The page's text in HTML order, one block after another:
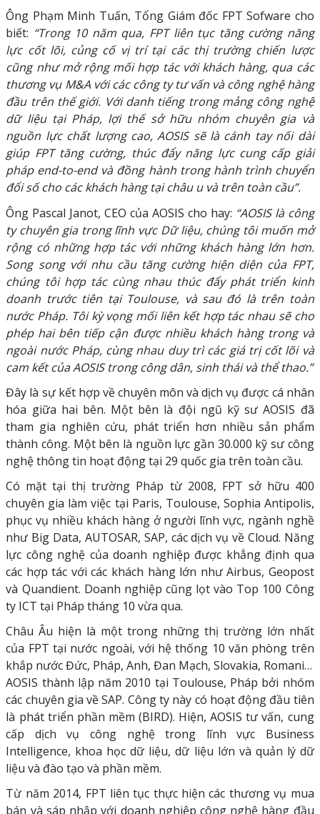
Ông Phạm Minh Tuấn, Tổng Giám đốc FPT Sofware cho
biết: “Trong 10 năm qua, FPT liên tục tăng cường năng
lực cốt lõi, củng cố vị trí tại các thị trường chiến lược
cũng như mở rộng mối hợp tác với khách hàng, qua các
thương vụ M&A với các công ty tư vấn và công nghệ hàng
đầu trên thế giới. Với danh tiếng trong mảng công nghệ
dữ liệu tại Pháp, lợi thế sở hữu nhóm chuyên gia và
nguồn lực chất lượng cao, AOSIS sẽ là cánh tay nối dài
giúp FPT tăng cường, thúc đẩy năng lực cung cấp giải
pháp end-to-end và đồng hành trong hành trình chuyển
đổi số cho các khách hàng tại châu u và trên toàn cầu”.
Ông Pascal Janot, CEO của AOSIS cho hay: “AOSIS là công
ty chuyên gia trong lĩnh vực Dữ liệu, chúng tôi muốn mở
rộng có những hợp tác với những khách hàng lớn hơn.
Song song với nhu cầu tăng cường hiện diện của FPT,
chúng tôi hợp tác cùng nhau thúc đẩy phát triển kinh
doanh trước tiên tại Toulouse, và sau đó là trên toàn
nước Pháp. Tôi kỳ vọng mối liên kết hợp tác nhau sẽ cho
phép hai bên tiếp cận được nhiều khách hàng trong và
ngoài nước Pháp, cùng nhau duy trì các giá trị cốt lõi và
cam kết của AOSIS trong công dân, sinh thái và thể thao.”
Đây là sự kết hợp về chuyên môn và dịch vụ được cá nhân
hóa giữa hai bên. Một bên là đội ngũ kỹ sư AOSIS đã
tham gia nghiên cứu, phát triển hơn nhiều sản phẩm
thành công. Một bên là nguồn lực gần 30.000 kỹ sư công
nghệ thông tin hoạt động tại 29 quốc gia trên toàn cầu.
Có mặt tại thị trường Pháp từ 2008, FPT sở hữu 400
chuyên gia làm việc tại Paris, Toulouse, Sophia Antipolis,
phục vụ nhiều khách hàng ở người lĩnh vực, ngành nghề
như Big Data, AUTOSAR, SAP, các dịch vụ về Cloud. Năng
lực công nghệ của doanh nghiệp được khẳng định qua
các hợp tác với các khách hàng lớn như Airbus, Geopost
và Quandient. Doanh nghiệp cũng lọt vào Top 100 Công
ty ICT tại Pháp tháng 10 vừa qua.
Châu Âu hiện là một trong những thị trường lớn nhất
của FPT tại nước ngoài, với hệ thống 10 văn phòng trên
khắp nước Đức, Pháp, Anh, Đan Mạch, Slovakia, Romani…
AOSIS thành lập năm 2010 tại Toulouse, Pháp bởi nhóm
các chuyên gia về SAP. Công ty này có hoạt động đầu tiên
là phát triển phần mềm (BIRD). Hiện, AOSIS tư vấn, cung
cấp dịch vụ công nghệ trong lĩnh vực Business
Intelligence, khoa học dữ liệu, dữ liệu lớn và quản lý dữ
liệu và đào tạo và phần mềm.
Từ năm 2014, FPT liên tục thực hiện các thương vụ mua
bán và sáp nhập với doanh nghiệp công nghệ hàng đầu